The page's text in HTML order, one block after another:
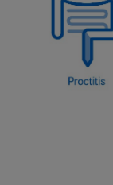
Uprzejmie